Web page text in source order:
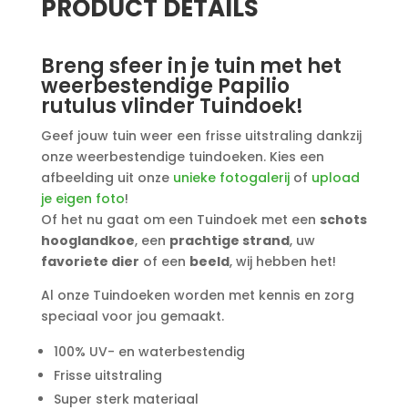
PRODUCT DETAILS
Breng sfeer in je tuin met het
weerbestendige Papilio
rutulus vlinder Tuindoek!
Geef jouw tuin weer een frisse uitstraling dankzij
onze weerbestendige tuindoeken. Kies een
afbeelding uit onze unieke fotogalerijof upload
je eigen foto!
Of het nu gaat om een Tuindoek met een schots
hooglandkoe, een prachtige strand, uw
favoriete dier of een beeld, wij hebben het!
Al onze Tuindoeken worden met kennis en zorg
speciaal voor jou gemaakt.
100% UV- en waterbestendig
Frisse uitstraling
Super sterk materiaal